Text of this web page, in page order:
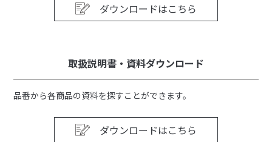
ダウンロードはこちら
取扱説明書・資料ダウンロード
品番から各商品の資料を探すことができます。
ダウンロードはこちら